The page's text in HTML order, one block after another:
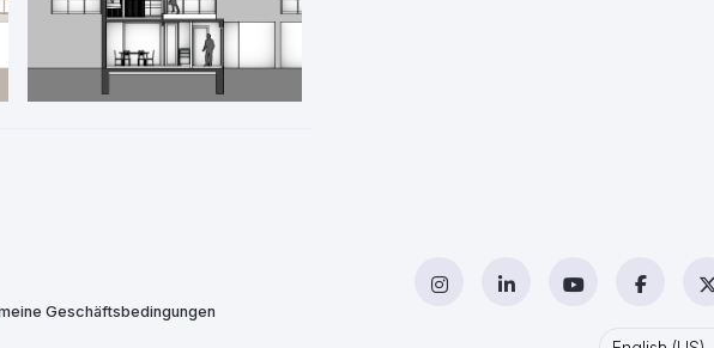
Geschäftsbedingungen
YouTube
LinkedIn
Instagram